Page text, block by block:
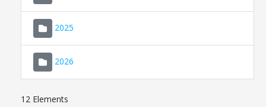
2025
2026
12 Elements